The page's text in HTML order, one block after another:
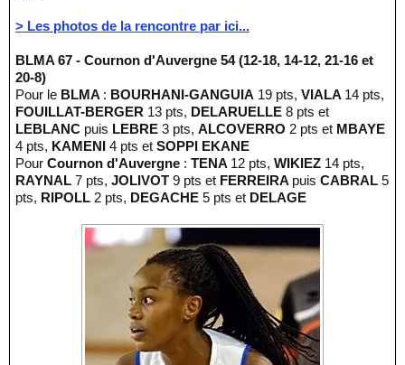
> Les photos de la rencontre par ici...
BLMA 67 - Cournon d'Auvergne 54 (12-18, 14-12, 21-16 et
20-8)
Pour le BLMA : BOURHANI-GANGUIA 19 pts, VIALA 14 pts,
FOUILLAT-BERGER 13 pts, DELARUELLE 8 pts et
LEBLANC puis LEBRE 3 pts, ALCOVERRO 2 pts et MBAYE
4 pts, KAMENI 4 pts et SOPPI EKANE
Pour Cournon d'Auvergne : TENA 12 pts, WIKIEZ 14 pts,
RAYNAL 7 pts, JOLIVOT 9 pts et FERREIRA puis CABRAL 5
pts, RIPOLL 2 pts, DEGACHE 5 pts et DELAGE